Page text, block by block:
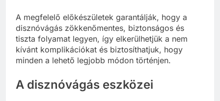
A megfelelő előkészületek garantálják, hogy a
disznóvágás zökkenőmentes, biztonságos és
tiszta folyamat legyen, így elkerülhetjük a nem
kívánt komplikációkat és biztosíthatjuk, hogy
minden a lehető legjobb módon történjen.
A disznóvágás eszközei